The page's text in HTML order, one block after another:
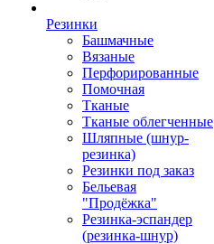
Резинки
Башмачные
Вязаные
Перфорированные
Помочная
Тканые
Тканые облегченные
Шляпные (шнур-
резинка)
Резинки под заказ
Бельевая
"Продёжка"
Резинка-эспандер
(резинка-шнур)